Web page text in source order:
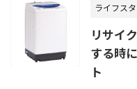
ライフス
リサイ
する時
ト